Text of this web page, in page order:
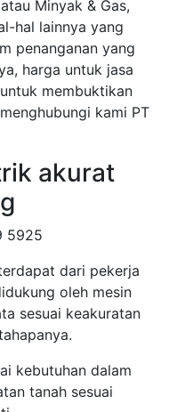
Minyak & Gas,
hal lainnya yang
penanganan yang
harga untuk jasa
membuktikan
kami PT
akurat
5925
dari pekerja
oleh mesin
sesuai keakuratan
kebutuhan dalam
tanah sesuai